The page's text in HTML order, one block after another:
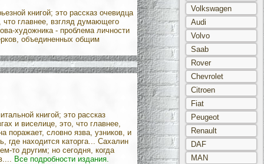
Volkswagen
Audi
Volvo
Saab
Rover
Chevrolet
Citroen
Fiat
Peugeot
Renault
DAF
MAN
книгой; это рассказ очевидца
что главнее, взгляд думающего
художника - проблема личности
объединенных общим
книгой; это рассказ
и виселице, это, что главнее,
поражает, словно язва, узников, и
находится каторга... Сахалин
то другим; но сегодня, когда
Все подробности издания.